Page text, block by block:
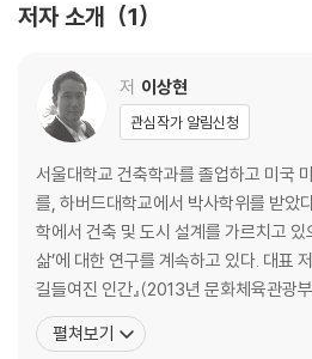
미를 새삼 되묻는다.
참고문헌 254
사진 저작권 263
저자 소개 1
저 이상현
관심작가 알림신청
서울대학교 건축학과를 졸업하고 미국
를, 하버드대학교에서 박사학위를 받았
학에서 건축 및 도시 설계를 가르치고 있
삶’에 대한 연구를 계속하고 있다. 대표
길들여진 인간』(2013년 문화체육관광
이버 오늘의 책, 2019년 대한건축학회
리는 행복공간 라운징』, 『건축감상법』,
펼쳐보기